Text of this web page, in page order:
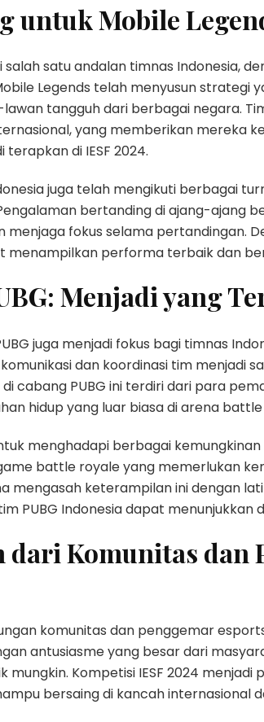
untuk Mobile
salah satu andalan timnas Indonesia,
Legends telah menyusun
tangguh dari berbagai negara.
yang memberikan mereka
di IESF 2024.
juga telah mengikuti berbagai
bertanding di ajang-ajang
fokus selama pertandingan.
menampilkan performa terbaik dan
Menjadi yang
juga menjadi fokus bagi timnas
dan koordinasi tim menjadi
cabang PUBG ini terdiri dari para
hidup yang luar biasa di arena
menghadapi berbagai
battle royale yang memerlukan
mengasah keterampilan ini dengan
PUBG Indonesia dapat
dari Komunitas dan
komunitas dan penggemar
antusiasme yang besar dari
Kompetisi IESF 2024
bersaing di kancah internasional